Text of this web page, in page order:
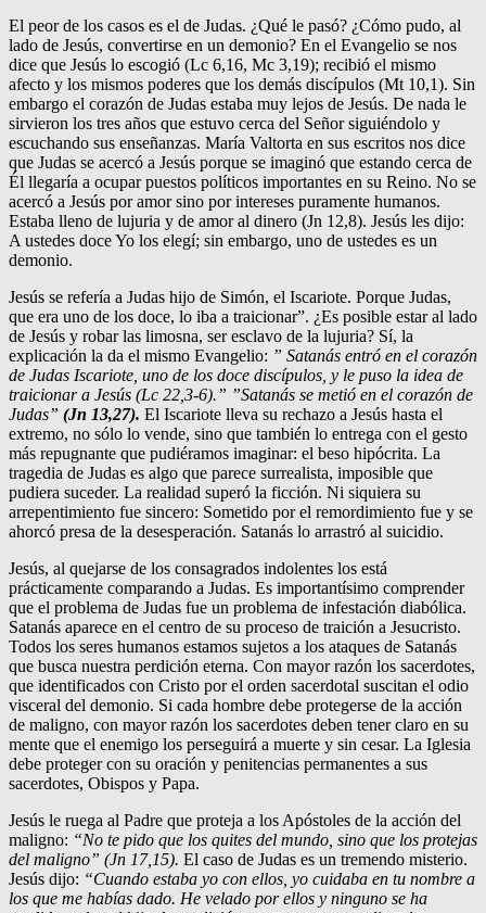
El peor de los casos es el de Judas. ¿Qué le pasó? ¿Cómo pudo, al
lado de Jesús, convertirse en un demonio? En el Evangelio se nos
dice que Jesús lo escogió (Lc 6,16, Mc 3,19); recibió el mismo
afecto y los mismos poderes que los demás discípulos (Mt 10,1). Sin
embargo el corazón de Judas estaba muy lejos de Jesús. De nada le
sirvieron los tres años que estuvo cerca del Señor siguiéndolo y
escuchando sus enseñanzas. María Valtorta en sus escritos nos dice
que Judas se acercó a Jesús porque se imaginó que estando cerca de
Él llegaría a ocupar puestos políticos importantes en su Reino. No se
acercó a Jesús por amor sino por intereses puramente humanos.
Estaba lleno de lujuria y de amor al dinero (Jn 12,8). Jesús les dijo:
A ustedes doce Yo los elegí; sin embargo, uno de ustedes es un
demonio.
Jesús se refería a Judas hijo de Simón, el Iscariote. Porque Judas,
que era uno de los doce, lo iba a traicionar”. ¿Es posible estar al lado
de Jesús y robar las limosna, ser esclavo de la lujuria? Sí, la
explicación la da el mismo Evangelio: ” Satanás entró en el corazón
de Judas Iscariote, uno de los doce discípulos, y le puso la idea de
traicionar a Jesús (Lc 22,3-6).” ”Satanás se metió en el corazón de
Judas” (Jn 13,27). El Iscariote lleva su rechazo a Jesús hasta el
extremo, no sólo lo vende, sino que también lo entrega con el gesto
más repugnante que pudiéramos imaginar: el beso hipócrita. La
tragedia de Judas es algo que parece surrealista, imposible que
pudiera suceder. La realidad superó la ficción. Ni siquiera su
arrepentimiento fue sincero: Sometido por el remordimiento fue y se
ahorcó presa de la desesperación. Satanás lo arrastró al suicidio.
Jesús, al quejarse de los consagrados indolentes los está
prácticamente comparando a Judas. Es importantísimo comprender
que el problema de Judas fue un problema de infestación diabólica.
Satanás aparece en el centro de su proceso de traición a Jesucristo.
Todos los seres humanos estamos sujetos a los ataques de Satanás
que busca nuestra perdición eterna. Con mayor razón los sacerdotes,
que identificados con Cristo por el orden sacerdotal suscitan el odio
visceral del demonio. Si cada hombre debe protegerse de la acción
de maligno, con mayor razón los sacerdotes deben tener claro en su
mente que el enemigo los perseguirá a muerte y sin cesar. La Iglesia
debe proteger con su oración y penitencias permanentes a sus
sacerdotes, Obispos y Papa.
Jesús le ruega al Padre que proteja a los Apóstoles de la acción del
maligno: “No te pido que los quites del mundo, sino que los protejas
del maligno” (Jn 17,15). El caso de Judas es un tremendo misterio.
Jesús dijo: “Cuando estaba yo con ellos, yo cuidaba en tu nombre a
los que me habías dado. He velado por ellos y ninguno se ha